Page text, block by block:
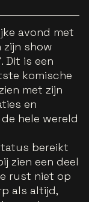
avond met
zijn show
Dit is een
komische
met zijn
en
hele wereld
bereikt
zien een deel
rust niet op
als altijd,